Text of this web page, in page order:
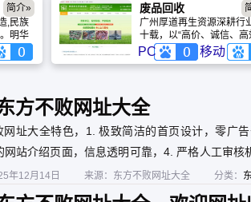
,民族
明华
主营
简介» 废品回收
广州厚道再生资源深耕行
十载，以“高价、诚信、高
立回收标杆。公司专注整
包与各类闲置设备处置，
需求。从大型工厂拆迁到
设备更新，厚道资源以绿
环理念，为您提供省心、
全、增值的一站式资产变
决方案。
PC 移动
方不败网址大全
网址大全特色，1. 极致简洁的首页设计，零广
网站介绍页面，信息透明可靠，4. 严格人工审
年12月14日 来源：东方不败网址大全 分类：